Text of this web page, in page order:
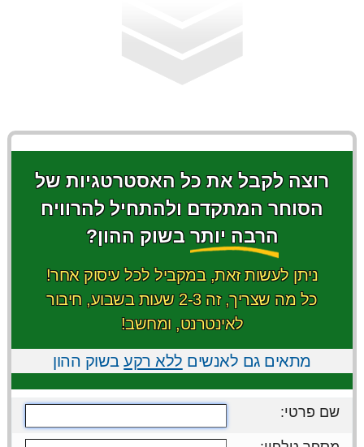
רוצה לקבל את כל האסטרטגיות של
הסוחר המתקדם ולהתחיל להרוויח
הרבה יותרבשוק ההון?
ניתן לעשות זאת, במקביל לכל עיסוק אחר!
כל מה שצריך, זה 2-3 שעות בשבוע, חיבור
לאינטרנט, ומחשב!
מתאים גם לאנשים ללא רקעבשוק ההון
שם פרטי: